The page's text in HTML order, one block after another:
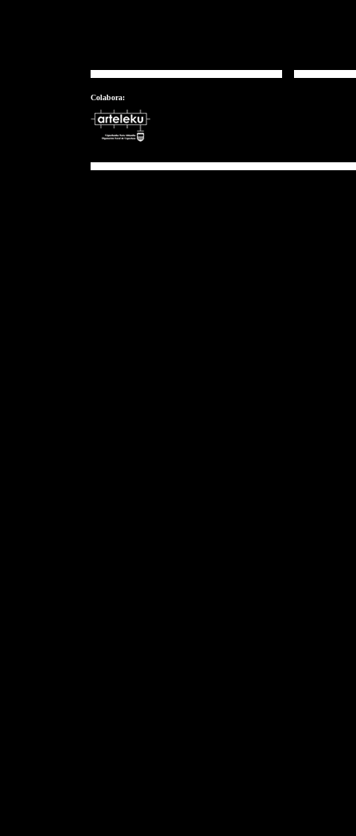
Colabora: